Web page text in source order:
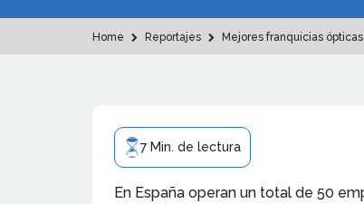
Home Reportajes Mejores franquicias
7 Min. de lectura
En España operan un total de 50